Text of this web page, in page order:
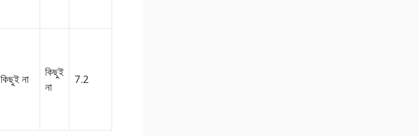
কিছুই না
কিছুই
না
7.2